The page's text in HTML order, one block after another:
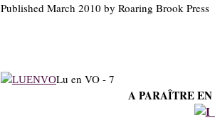
Published March 2010 by Roaring Brook Press
Lu en VO - 7
A PARAÎTRE